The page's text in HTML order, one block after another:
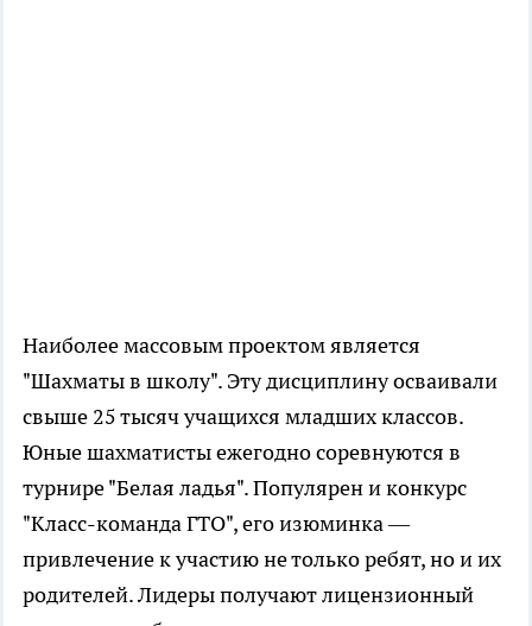
Наиболее массовым проектом является
"Шахматы в школу". Эту дисциплину осваивали
свыше 25 тысяч учащихся младших классов.
Юные шахматисты ежегодно соревнуются в
турнире "Белая ладья". Популярен и конкурс
"Класс-команда ГТО", его изюминка —
привлечение к участию не только ребят, но и их
родителей. Лидеры получают лицензионный